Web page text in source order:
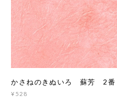
かさねのきぬいろ 蘇芳 2番
¥528